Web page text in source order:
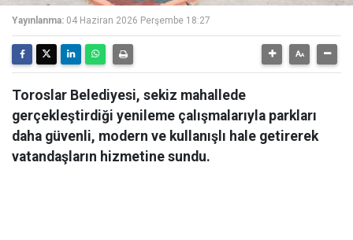
Yayınlanma: 04 Haziran 2026 Perşembe 18:27
Toroslar Belediyesi, sekiz mahallede
gerçekleştirdiği yenileme çalışmalarıyla parkları
daha güvenli, modern ve kullanışlı hale getirerek
vatandaşların hizmetine sundu.